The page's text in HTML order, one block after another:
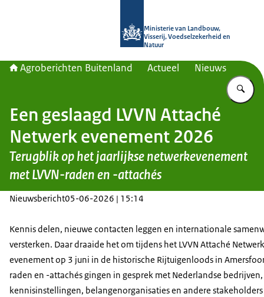
Ministerie van Landbouw,
Visserij, Voedselzekerheid en
Natuur
Agroberichten Buitenland Actueel Nieuws
Een geslaagd LVVN Attaché
Netwerk evenement 2026
Terugblik op het jaarlijkse netwerkevenement
met LVVN-raden en -attachés
Nieuwsbericht05-06-2026 | 15:14
Kennis delen, nieuwe contacten leggen en internationale
versterken. Daar draaide het om tijdens het LVVN Attaché
evenement op 3 juni in de historische Rijtuigenloods in
raden en -attachés gingen in gesprek met Nederlandse bedrijven,
kennisinstellingen, belangenorganisaties en andere